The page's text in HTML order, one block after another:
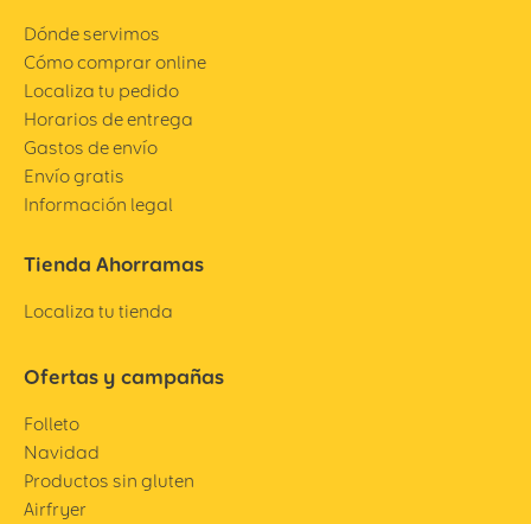
Dónde servimos
Cómo comprar online
Localiza tu pedido
Horarios de entrega
Gastos de envío
Envío gratis
Información legal
Tienda Ahorramas
Localiza tu tienda
Ofertas y campañas
Folleto
Navidad
Productos sin gluten
Airfryer